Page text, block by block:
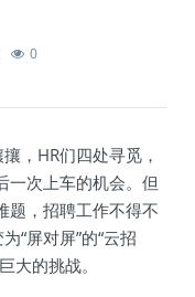
0
，HR们四处寻觅，
一次上车的机会。但
题，招聘工作不得不
“屏对屏”的“云招
大的挑战。